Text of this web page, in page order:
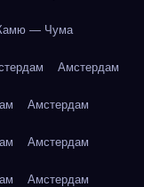
— Чума
Амстердам
Амстердам
Амстердам
Амстердам